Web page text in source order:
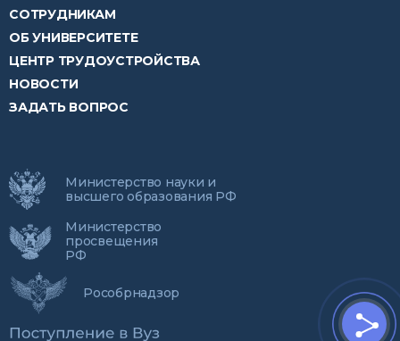
СОТРУДНИКАМ
ОБ УНИВЕРСИТЕТЕ
ЦЕНТР ТРУДОУСТРОЙСТВА
НОВОСТИ
ЗАДАТЬ ВОПРОС
Министерство науки и
высшего образования РФ
Министерство
просвещения
РФ
Рособрнадзор